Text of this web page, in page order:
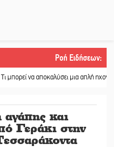
Ροή Ειδήσεων:
αποκαλύσει μια απλή ηχογράφηση
αγάπης και
Γεράκι στην